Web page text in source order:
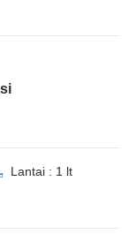
Lantai : 1 lt